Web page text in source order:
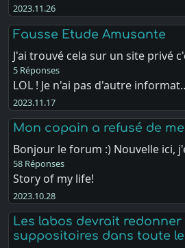
2023.11.26
Fausse Etude Amusante
J'ai trouvé cela sur un site privé
5 Réponses
LOL ! Je n'ai pas d'autre
2023.11.17
Mon copain a refusé de
Bonjour le forum :) Nouvelle ici,
58 Réponses
Story of my life!
2023.10.28
Les labos devrait redonner
suppositoires dans toute